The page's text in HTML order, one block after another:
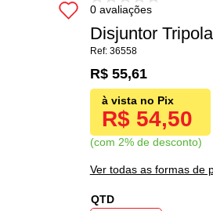
0 avaliações
Disjuntor
36558
R$ 54,50
com 2% de desconto
R$ 55,61
Ver todas as formas de